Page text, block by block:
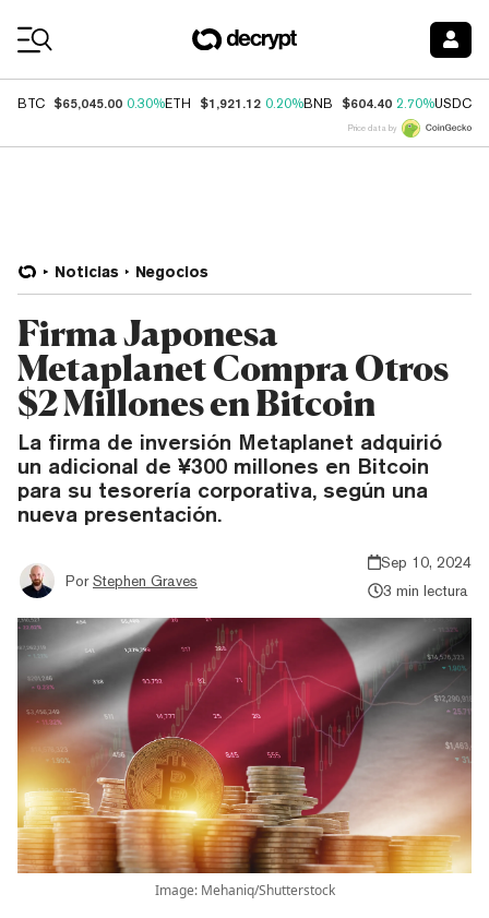
BTC $65,045.00 0.30%ETH $1,921.12 0.20%BNB $604.40 2.70%USDC
Price data by
Noticias Negocios
Firma Japonesa
Metaplanet Compra Otros
$2 Millones en Bitcoin
La firma de inversión Metaplanet adquirió
un adicional de ¥300 millones en Bitcoin
para su tesorería corporativa, según una
nueva presentación.
Por Stephen Graves
Sep 10, 2024
3 min lectura
Image: Mehaniq/Shutterstock